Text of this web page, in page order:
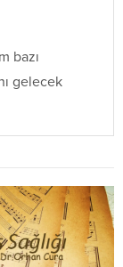
bazı
gelecek